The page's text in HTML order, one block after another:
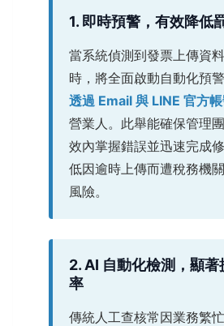
1. 即時預警，有效降低
當系統偵測到發票上傳資
時，將全面啟動自動化預警
透過 Email 與 LINE 官方
營業人。此舉能確保管理
效內掌握錯誤並迅速完成
低因逾時上傳而遭稅務機
風險。
2. AI 自動化檢測，顯
率
傳統人工查核常因業務繁